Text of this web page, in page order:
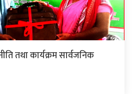
तथा कार्यक्रम सार्वजनिक